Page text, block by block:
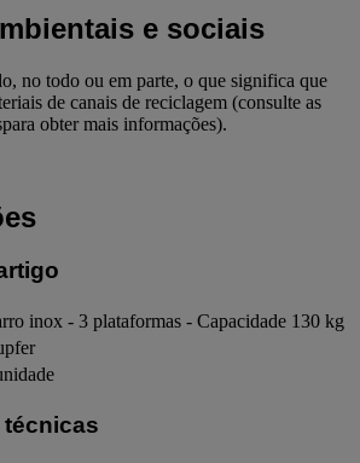
e sociais
no todo ou em parte, o que significa que
de canais de reciclagem (consulte as
obter mais informações).
inox - 3 plataformas - Capacidade 130 kg